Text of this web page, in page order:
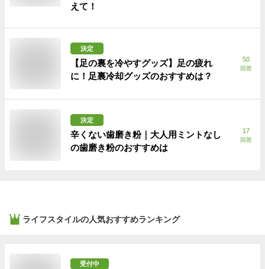
えて！
決定
【足の裏を冷やすグッズ】足の疲れ
に！足裏冷却グッズのおすすめは？
50
回答
決定
辛くない歯磨き粉｜大人用ミントなし
の歯磨き粉のおすすめは
17
回答
ライフスタイルの人気おすすめランキング
受付中